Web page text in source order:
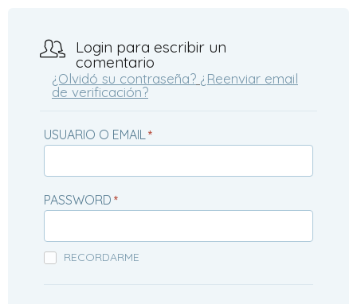
Login para escribir un
comentario
¿Olvidó su contraseña? ¿Reenviar email
de verificación?
USUARIO O EMAIL *
PASSWORD *
RECORDARME